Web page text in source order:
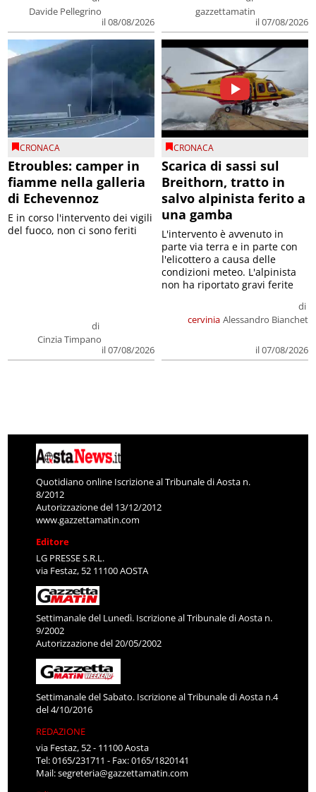
Davide Pellegrino
il 08/08/2026
gazzettamatin
il 07/08/2026
CRONACA
Etroubles: camper in
fiamme nella galleria
di Echevennoz
di
Cinzia Timpano
il 07/08/2026
E in corso l'intervento dei vigili
del fuoco, non ci sono feriti
CRONACA
Scarica di sassi sul
Breithorn, tratto in
salvo alpinista ferito a
una gamba
cervinia
di
Alessandro Bianchet
il 07/08/2026
L'intervento è avvenuto in
parte via terra e in parte con
l'elicottero a causa delle
condizioni meteo. L'alpinista
non ha riportato gravi ferite
Quotidiano online Iscrizione al Tribunale di Aosta n.
8/2012
Autorizzazione del 13/12/2012
www.gazzettamatin.com
Editore
LG PRESSE S.R.L.
via Festaz, 52 11100 AOSTA
Settimanale del Lunedì. Iscrizione al Tribunale di Aosta n.
9/2002
Autorizzazione del 20/05/2002
Settimanale del Sabato. Iscrizione al Tribunale di Aosta n.4
del 4/10/2016
REDAZIONE
via Festaz, 52 - 11100 Aosta
Tel: 0165/231711 - Fax: 0165/1820141
Mail:segreteria@gazzettamatin.com